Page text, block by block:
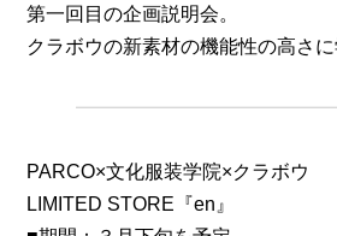
第一回目の企画説明会。
クラボウの新素材の機能性の高さ
PARCO×文化服装学院×クラボウ
LIMITED STORE『en』